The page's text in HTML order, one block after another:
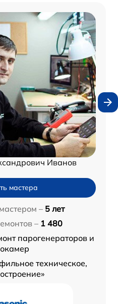
Иванов
мастера
– 5 лет
– 1 480
парогенераторов и
техническое,